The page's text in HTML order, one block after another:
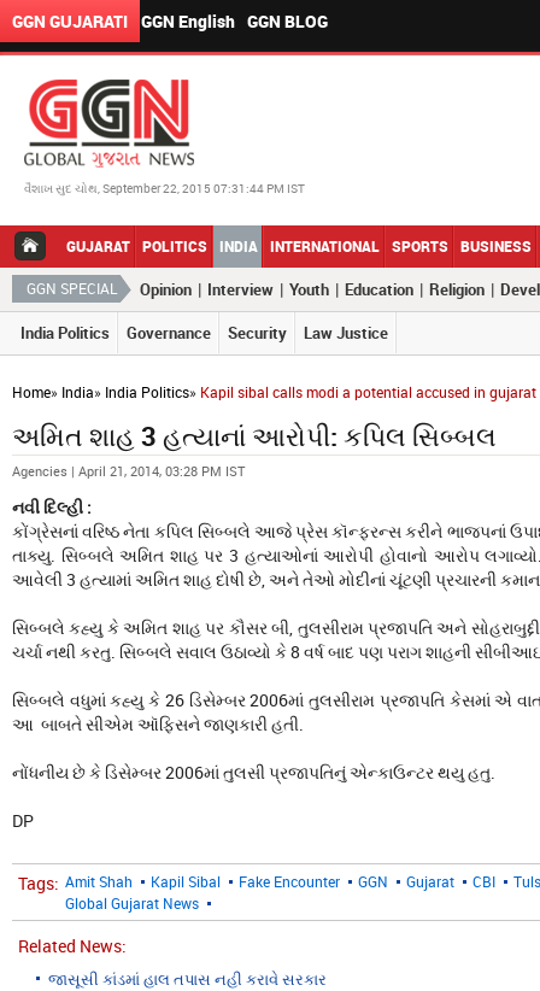
GGN GUJARATI GGN English GGN BLOG
વૈશાખ સુદ ચોથ, September 22, 2015 07:31:44 PM IST
GUJARAT POLITICS INDIA INTERNATIONAL SPORTS BUSINESS
GGN SPECIAL Opinion | Interview | Youth | Education | Religion |
India Politics
Governance Security Law Justice
Home» India» India Politics» Kapil sibal calls modi a potential accused in gujarat
અમિત શાહ 3 હત્યાનાં આરોપી: કપિલ સિબ્બલ
Agencies | April 21, 2014, 03:28 PM IST
નવી દિલ્હી :
કોંગ્રેસનાં વરિષ્ઠ નેતા કપિલ સિબ્બલે આજે પ્રેસ કૉન્ફરન્સ કરીને ભાજપનાં
તાક્યુ. સિબ્બલે અમિત શાહ પર 3 હત્યાઓનાં આરોપી હોવાનો આરોપ
આવેલી 3 હત્યામાં અમિત શાહ દોષી છે, અને તેઓ મોદીનાં ચૂંટણી પ્રચારની
સિબ્બલે કહ્યુ કે અમિત શાહ પર કૌસર બી, તુલસીરામ પ્રજાપતિ અને
ચર્ચા નથી કરતુ. સિબ્બલે સવાલ ઉઠાવ્યો કે 8 વર્ષ બાદ પણ પરાગ શાહની
સિબ્બલે વધુમાં કહ્યુ કે 26 ડિસેમ્બર 2006માં તુલસીરામ પ્રજાપતિ કેસમાં એ
આ બાબતે સીએમ ઑફિસને જાણકારી હતી.
નોંધનીય છે કે ડિસેમ્બર 2006માં તુલસી પ્રજાપતિનું એન્કાઉન્ટર થયુ હતુ.
DP
Tags: Amit Shah Kapil Sibal Fake Encounter GGN Gujarat CBI
Global Gujarat News
Related News:
જાસૂસી કાંડમાં હાલ તપાસ નહી કરાવે સરકાર